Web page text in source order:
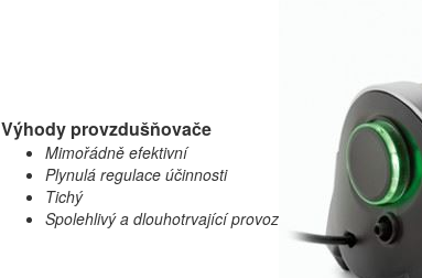
Výhody provzdušňovače
Mimořádně efektivní
Plynulá regulace účinnosti
Tichý
Spolehlivý a dlouhotrvající provoz